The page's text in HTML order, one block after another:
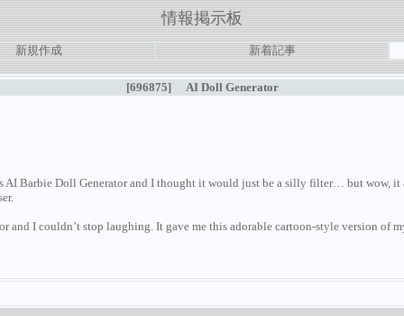
情報掲示板
新規作成 新着記事
[696875] AI Doll Generator
AI Barbie Doll Generator and I thought it would just be a silly filter… but wow, it
and I couldn’t stop laughing. It gave me this adorable cartoon-style version of